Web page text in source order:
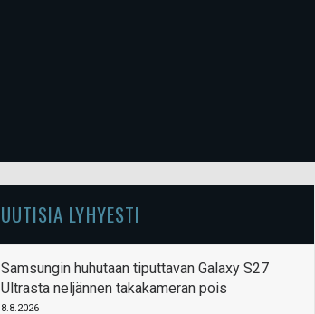
UUTISIA LYHYESTI
Samsungin huhutaan tiputtavan Galaxy S27
Ultrasta neljännen takakameran pois
8.8.2026